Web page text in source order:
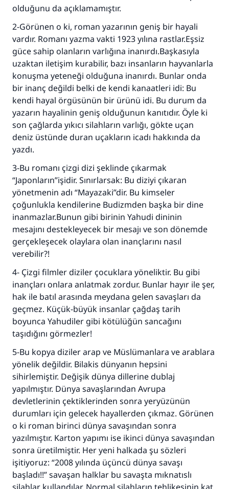
olduğunu da açıklamamıştır.
2-Görünen o ki, roman yazarının geniş bir hayali
vardır. Romanı yazma vakti 1923 yılına rastlar.Eşsiz
güce sahip olanların varlığına inanırdı.Başkasıyla
uzaktan iletişim kurabilir, bazı insanların hayvanlarla
konuşma yeteneği olduğuna inanırdı. Bunlar onda
bir inanç değildi belki de kendi kanaatleri idi: Bu
kendi hayal örgüsünün bir ürünü idi. Bu durum da
yazarın hayalinin geniş olduğunun kanıtıdır. Öyle ki
son çağlarda yıkıcı silahların varlığı, gökte uçan
deniz üstünde duran uçakların icadı hakkında da
yazdı.
3-Bu romanı çizgi dizi şeklinde çıkarmak
“Japonların”işidir. Sınırlarsak: Bu diziyi çıkaran
yönetmenin adı “Mayazaki”dir. Bu kimseler
çoğunlukla kendilerine Budizmden başka bir dine
inanmazlar.Bunun gibi birinin Yahudi dininin
mesajını destekleyecek bir mesajı ve son dönemde
gerçekleşecek olaylara olan inançlarını nasıl
verebilir?!
4- Çizgi filmler diziler çocuklara yöneliktir. Bu gibi
inançları onlara anlatmak zordur. Bunlar hayır ile şer,
hak ile batıl arasında meydana gelen savaşları da
geçmez. Küçük-büyük insanlar çağdaş tarih
boyunca Yahudiler gibi kötülüğün sancağını
taşıdığını görmezler!
5-Bu kopya diziler arap ve Müslümanlara ve arablara
yönelik değildir. Bilakis dünyanın hepsini
sihirlemiştir. Değişik dünya dillerine dublaj
yapılmıştır. Dünya savaşlarından Avrupa
devletlerinin çektiklerinden sonra yeryüzünün
durumları için gelecek hayallerden çıkmaz. Görünen
o ki roman birinci dünya savaşından sonra
yazılmıştır. Karton yapımı ise ikinci dünya savaşından
sonra üretilmiştir. Her yeni halkada şu sözleri
işitiyoruz: “2008 yılında üçüncü dünya savaşı
başladı!!” savaşan halklar bu savaşta mıknatıslı